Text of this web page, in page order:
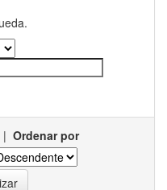
| Ordenar por